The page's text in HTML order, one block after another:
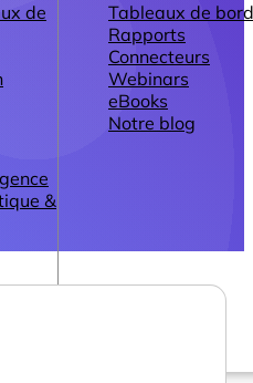
de
&
Tableaux de
Rapports
Connecteurs
Webinars
eBooks
Notre blog